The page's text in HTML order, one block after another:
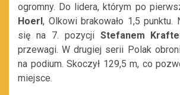
ogromny. Do lidera, którym po
Hoerl, Olkowi brakowało 1,5 punktu.
się na 7. pozycji Stefanem
przewagi. W drugiej serii Polak
na podium. Skoczył 129,5 m, co
miejsce.